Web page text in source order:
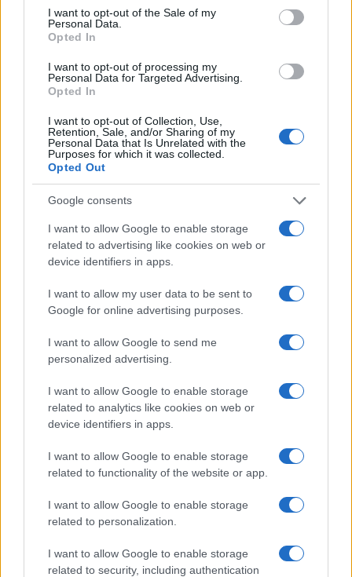
consent section.
I want to opt-out of the Sale of my
Personal Data.
Opted In
I want to opt-out of processing my
Personal Data for Targeted Advertising.
Opted In
I want to opt-out of Collection, Use,
Retention, Sale, and/or Sharing of my
Personal Data that Is Unrelated with the
Purposes for which it was collected.
Opted Out
Google consents
I want to allow Google to enable storage
related to advertising like cookies on web or
device identifiers in apps.
I want to allow my user data to be sent to
Google for online advertising purposes.
I want to allow Google to send me
personalized advertising.
I want to allow Google to enable storage
related to analytics like cookies on web or
device identifiers in apps.
I want to allow Google to enable storage
related to functionality of the website or app.
I want to allow Google to enable storage
related to personalization.
I want to allow Google to enable storage
related to security, including authentication
Brent cae un 8.3% y arrastra a las materias primas en agosto
Lucía Herrera · 6 Ago 2026
NEWS
El petróleo Brent cae un 8.46% y arrastra a las materias
Lucía Herrera · 5 Ago 2026